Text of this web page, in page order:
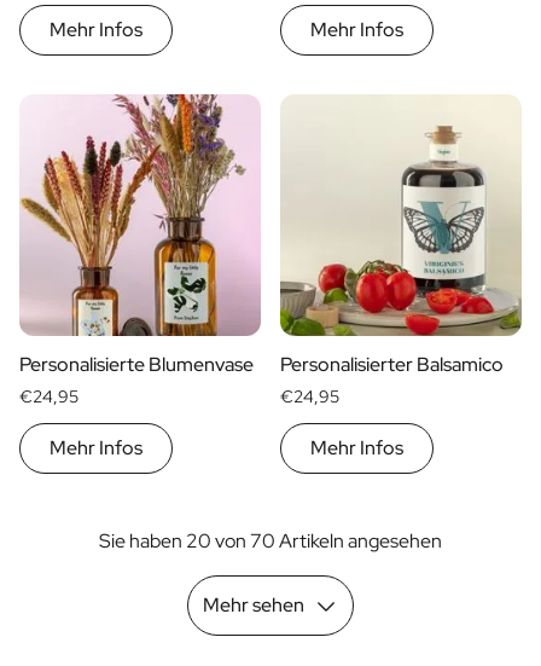
Mehr Infos Mehr Infos
Personalisierte Blumenvase
€24,95
Mehr Infos
Personalisierter Balsamico
€24,95
Mehr Infos
Sie haben 20 von 70 Artikeln angesehen
Mehr sehen